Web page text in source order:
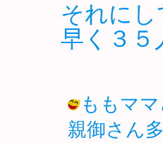
それに
早く３５
ももマ
親御さん